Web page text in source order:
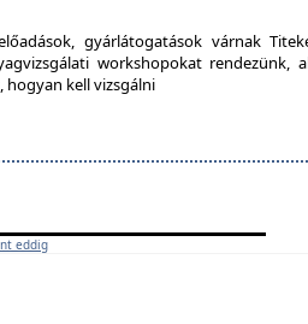
gyárlátogatások várnak
workshopokat rendezünk,
kell vizsgálni
eddig